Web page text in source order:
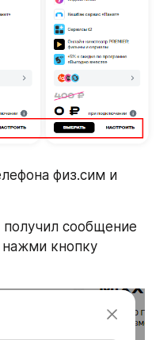
физ.сим и
сообщение
кнопку